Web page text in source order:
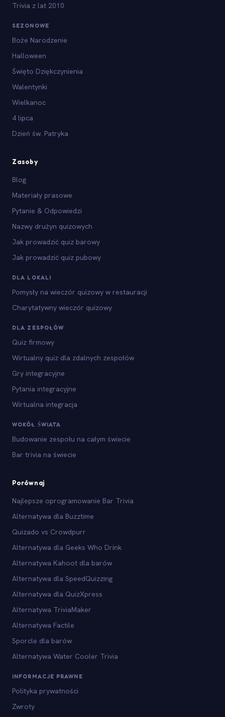
Trivia z lat 2010
SEZONOWE
Boże Narodzenie
Halloween
Święto Dziękczynienia
Walentynki
Wielkanoc
4 lipca
Dzień św. Patryka
Zasoby
Blog
Materiały prasowe
Pytanie & Odpowiedzi
Nazwy drużyn quizowych
Jak prowadzić quiz barowy
Jak prowadzić quiz pubowy
DLA LOKALI
Pomysły na wieczór quizowy w restauracji
Charytatywny wieczór quizowy
DLA ZESPOŁÓW
Quiz firmowy
Wirtualny quiz dla zdalnych zespołów
Gry integracyjne
Pytania integracyjne
Wirtualna integracja
WOKÓŁ ŚWIATA
Budowanie zespołu na całym świecie
Bar trivia na świecie
Porównaj
Najlepsze oprogramowanie Bar Trivia
Alternatywa dla Buzztime
Quizado vs Crowdpurr
Alternatywa dla Geeks Who Drink
Alternatywa Kahoot dla barów
Alternatywa dla SpeedQuizzing
Alternatywa dla QuizXpress
Alternatywa TriviaMaker
Alternatywa Factile
Sporcle dla barów
Alternatywa Water Cooler Trivia
INFORMACJE PRAWNE
Polityka prywatności
Zwroty